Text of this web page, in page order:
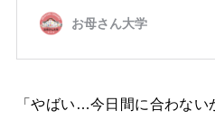
「やばい…今日間に合わない